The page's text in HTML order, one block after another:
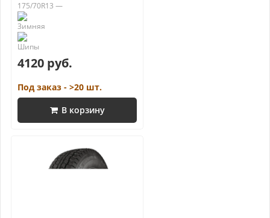
175/70R13 —
4120 руб.
Под заказ - >20 шт.
В корзину